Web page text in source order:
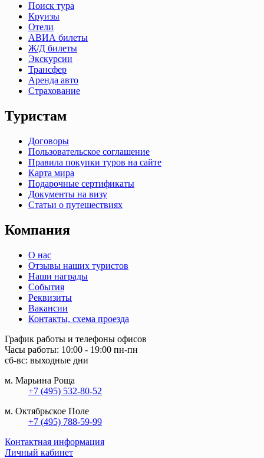
Поиск тура
Круизы
Отели
АВИА билеты
Ж/Д билеты
Экскурсии
Трансфер
Аренда авто
Страхование
Туристам
Договоры
Пользовательское соглашение
Правила покупки туров на сайте
Карта мира
Подарочные сертификаты
Документы на визу
Статьи о путешествиях
Компания
О нас
Отзывы наших туристов
Наши награды
События
Реквизиты
Вакансии
Контакты, схема проезда
График работы и телефоны офисов
Часы работы: 10:00 - 19:00 пн-пн
сб-вс: выходные дни
м. Марьина Роща
+7 (495) 532-80-52
м. Октябрьское Поле
+7 (495) 788-59-99
Контактная информация
Личный кабинет